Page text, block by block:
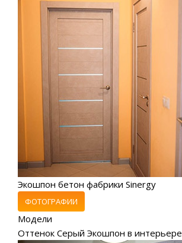
Экошпон бетон фабрики Sinergy
ФОТОГРАФИИ
Модели
Оттенок Серый Экошпон в интерьере